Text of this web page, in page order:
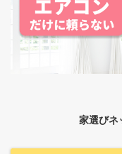
家選びネ